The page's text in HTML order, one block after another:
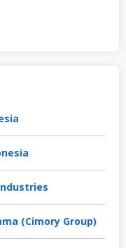
(Cimory Group)